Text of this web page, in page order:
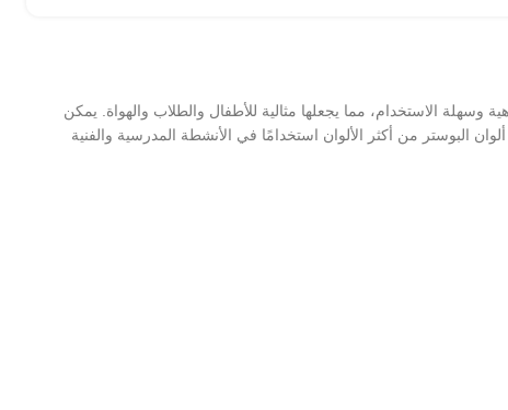
وسهلة الاستخدام، مما يجعلها مثالية للأطفال والطلاب والهواة. يمكن
البوستر من أكثر الألوان استخدامًا في الأنشطة المدرسية والفنية